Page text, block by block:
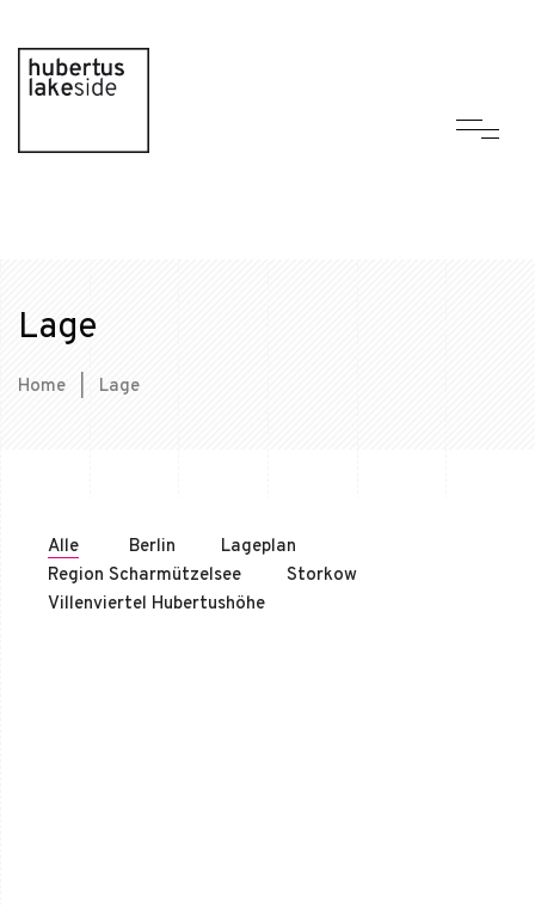
Lage
Home Lage
Alle Berlin
Lageplan
Region Scharmützelsee
Storkow
Villenviertel Hubertushöhe